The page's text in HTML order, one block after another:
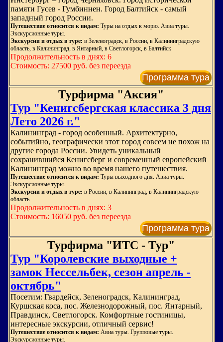
памяти Гусев - Гумбиннен. Город Балтийск - самый
западный город России.
Путешествие относится к видам: Туры на отдых к морю. Авиа туры.
Экскурсионные туры.
Экскурсии и отдых в туре: в Зеленоградск, в России, в Калининградскую
область, в Калининград, в Янтарный, в Светлогорск, в Балтийск
Продолжительность в днях: 6
Стоимость: 27500 руб. без переезда
Программа тура
Турфирма "Аксия"
Тур "Кенигсбергская классика 3 дня
Лето 2026 г."
Калининград - город особенный. Архитектурно,
событийно, географически этот город совсем не похож на
другие города России. Увидеть уникальный
сохранившийся Кенигсберг и современный европейский
Калининград можно во время нашего путешествия.
Путешествие относится к видам: Туры выходного дня. Авиа туры.
Экскурсионные туры.
Экскурсии и отдых в туре: в России, в Калининград, в Калининградскую
область
Продолжительность в днях: 3
Стоимость: 16050 руб. без переезда
Программа тура
Турфирма "ИТС - Тур"
Тур "Королевские выходные +
замок Нессельбек, сезон апрель -
октябрь"
Посетим: Гвардейск, Зеленоградск, Калининград,
Куршская коса, пос. Железнодорожный, пос. Янтарный,
Правдинск, Светлогорск. Комфортные гостиницы,
интересные экскурсии, отличный сервис!
Путешествие относится к видам: Авиа туры. Групповые туры.
Экскурсионные туры.